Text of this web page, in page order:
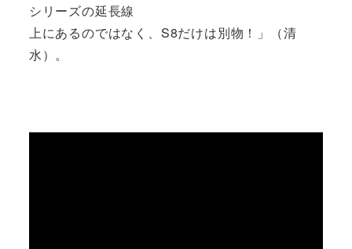
シリーズの延長線
上にあるのではなく、S8だけは別物！」（清
水）。